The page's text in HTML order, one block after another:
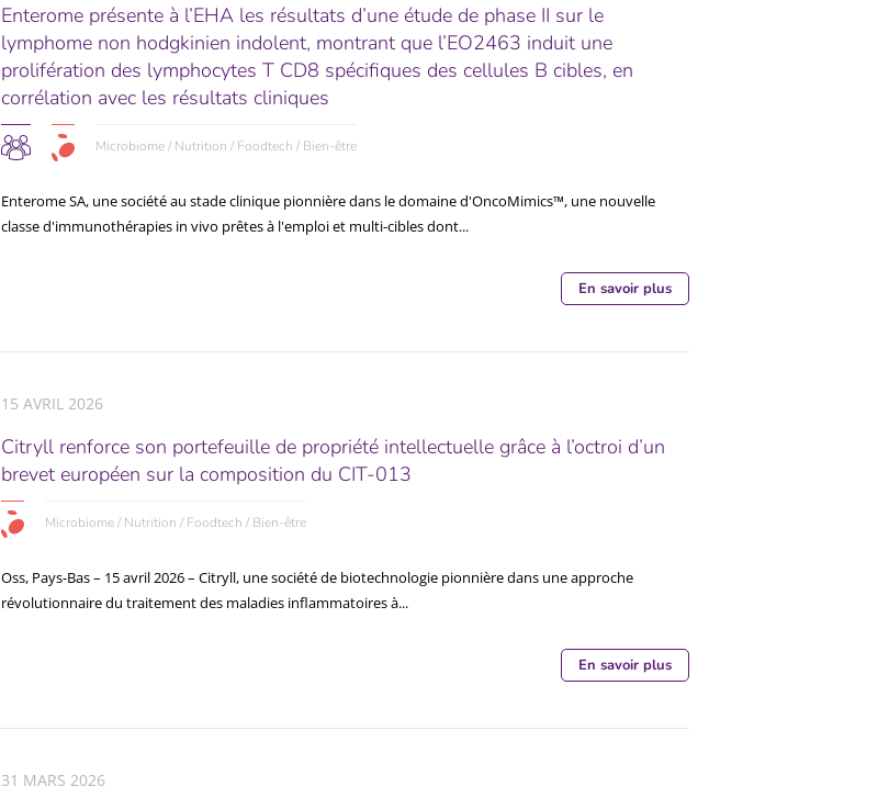
Enterome présente à l’EHA les résultats d’une étude de phase II sur le
lymphome non hodgkinien indolent, montrant que l’EO2463 induit une
prolifération des lymphocytes T CD8 spécifiques des cellules B cibles, en
corrélation avec les résultats cliniques
Microbiome / Nutrition / Foodtech / Bien-être
Enterome SA, une société au stade clinique pionnière dans le domaine d'OncoMimics™, une nouvelle
classe d'immunothérapies in vivo prêtes à l'emploi et multi-cibles dont...
En savoir plus
15 AVRIL 2026
Citryll renforce son portefeuille de propriété intellectuelle grâce à l’octroi d’un
brevet européen sur la composition du CIT-013
Microbiome / Nutrition / Foodtech / Bien-être
Oss, Pays-Bas – 15 avril 2026 – Citryll, une société de biotechnologie pionnière dans une approche
révolutionnaire du traitement des maladies inflammatoires à...
En savoir plus
31 MARS 2026